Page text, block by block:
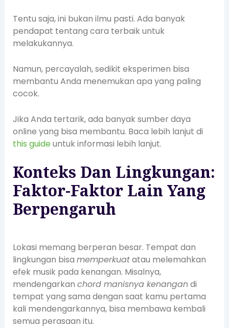
Tentu saja, ini bukan ilmu pasti. Ada banyak
pendapat tentang cara terbaik untuk
melakukannya.
Namun, percayalah, sedikit eksperimen bisa
membantu Anda menemukan apa yang paling
cocok.
Jika Anda tertarik, ada banyak sumber daya
online yang bisa membantu. Baca lebih lanjut di
this guideuntuk informasi lebih lanjut.
Konteks Dan Lingkungan:
Faktor-Faktor Lain Yang
Berpengaruh
Lokasi memang berperan besar. Tempat dan
lingkungan bisa memperkuatatau melemahkan
efek musik pada kenangan. Misalnya,
mendengarkan chord manisnya kenangandi
tempat yang sama dengan saat kamu pertama
kali mendengarkannya, bisa membawa kembali
semua perasaan itu.